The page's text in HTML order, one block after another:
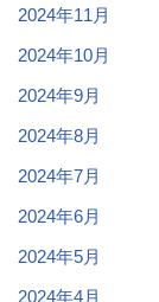
2024年11月
2024年10月
2024年9月
2024年8月
2024年7月
2024年6月
2024年5月
2024年4月